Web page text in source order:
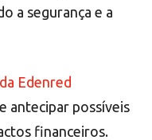
a segurança e a
Edenred
antecipar possíveis
financeiros.